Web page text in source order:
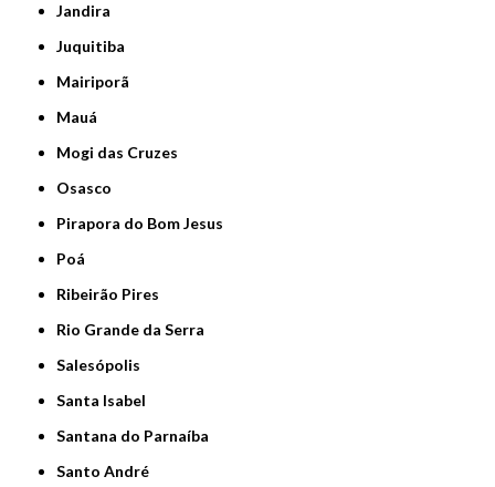
Jandira
Juquitiba
Mairiporã
Mauá
Mogi das Cruzes
Osasco
Pirapora do Bom Jesus
Poá
Ribeirão Pires
Rio Grande da Serra
Salesópolis
Santa Isabel
Santana do Parnaíba
Santo André